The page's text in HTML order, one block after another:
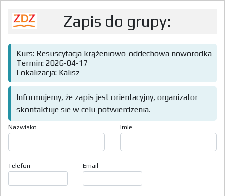
Zapis do grupy:
Kurs: Resuscytacja krążeniowo-oddechowa noworodka
Termin: 2026-04-17
Lokalizacja: Kalisz
Informujemy, że zapis jest orientacyjny, organizator
skontaktuje sie w celu potwierdzenia.
Nazwisko Imie
Telefon Email